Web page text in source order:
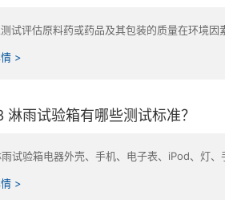
试评估原料药或药品及其包装的质量在环境因
>
淋雨试验箱有哪些测试标准？
雨试验箱电器外壳、手机、电子表、iPod、灯、
>